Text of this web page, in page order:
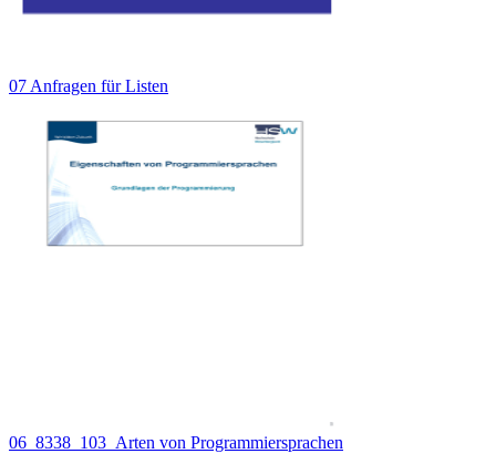
07 Anfragen für Listen
06_8338_103_Arten von Programmiersprachen